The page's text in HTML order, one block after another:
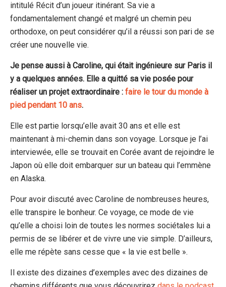
intitulé Récit d’un joueur itinérant. Sa vie a
fondamentalement changé et malgré un chemin peu
orthodoxe, on peut considérer qu’il a réussi son pari de se
créer une nouvelle vie.
Je pense aussi à Caroline, qui était ingénieure sur Paris il
y a quelques années. Elle a quitté sa vie posée pour
réaliser un projet extraordinaire : faire le tour du monde à
pied pendant 10 ans.
Elle est partie lorsqu’elle avait 30 ans et elle est
maintenant à mi-chemin dans son voyage. Lorsque je l’ai
interviewée, elle se trouvait en Corée avant de rejoindre le
Japon où elle doit embarquer sur un bateau qui l’emmène
en Alaska.
Pour avoir discuté avec Caroline de nombreuses heures,
elle transpire le bonheur. Ce voyage, ce mode de vie
qu’elle a choisi loin de toutes les normes sociétales lui a
permis de se libérer et de vivre une vie simple. D’ailleurs,
elle me répète sans cesse que « la vie est belle ».
Il existe des dizaines d’exemples avec des dizaines de